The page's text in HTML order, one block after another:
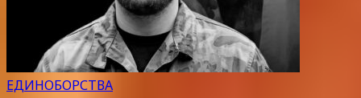
ЕДИНОБОРСТВА